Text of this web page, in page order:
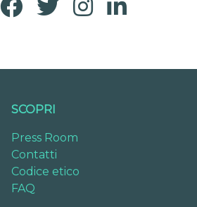
SCOPRI
Press Room
Contatti
Codice etico
FAQ